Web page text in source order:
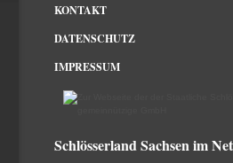
KONTAKT
DATENSCHUTZ
IMPRESSUM
Schlösserland Sachsen im